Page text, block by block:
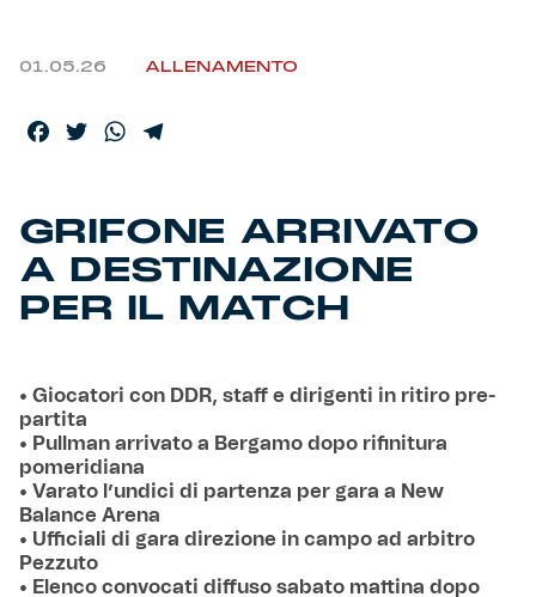
01.05.26 ALLENAMENTO
Facebook
TwitterWhatsApp
GRIFONE ARRIVATO
A DESTINAZIONE
PER IL MATCH
• Giocatori con DDR, staff e dirigenti in ritiro pre-
partita
• Pullman arrivato a Bergamo dopo rifinitura
pomeridiana
• Varato l’undici di partenza per gara a New
Balance Arena
• Ufficiali di gara direzione in campo ad arbitro
Pezzuto
• Elenco convocati diffuso sabato mattina dopo